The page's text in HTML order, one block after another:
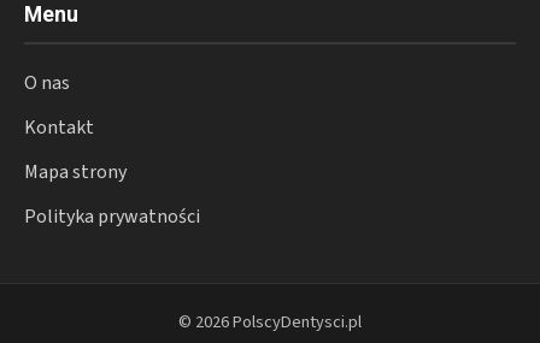
Menu
O nas
Kontakt
Mapa strony
Polityka prywatności
© 2026 PolscyDentysci.pl